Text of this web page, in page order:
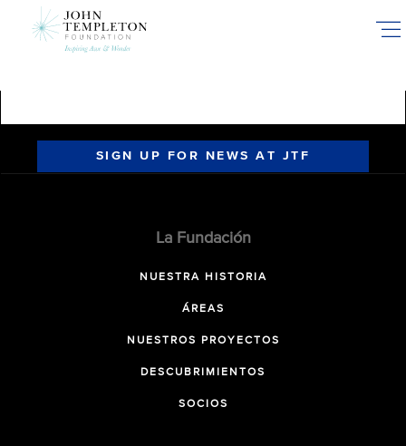
SIGN UP FOR NEWS AT JTF
La Fundación
NUESTRA HISTORIA
ÁREAS
NUESTROS PROYECTOS
DESCUBRIMIENTOS
SOCIOS